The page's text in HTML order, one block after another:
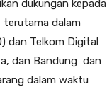
dukungan kepada
terutama dalam
dan Telkom Digital
dan Bandung dan
dalam waktu